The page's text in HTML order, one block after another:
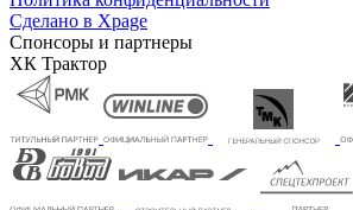
Сделано в Xpage
Спонсоры и партнеры
ХК Трактор